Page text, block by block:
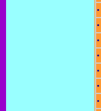
•
•
•
•
•
•
•